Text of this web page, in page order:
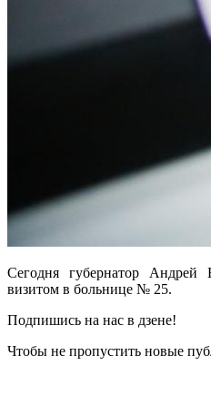
Сегодня губернатор Андрей
визитом в больнице № 25.
Подпишись на нас в дзене!
Чтобы не пропустить новые